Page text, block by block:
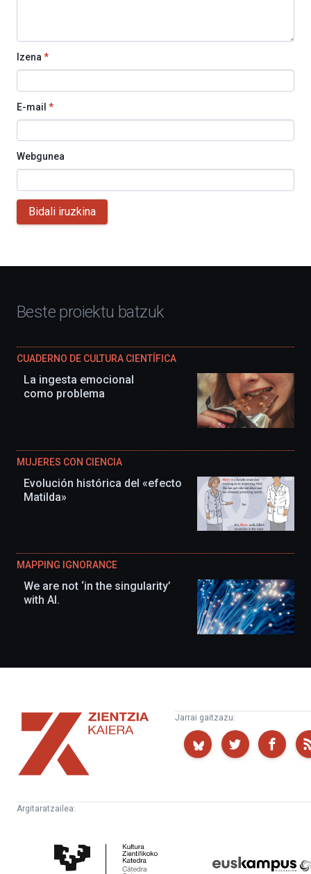
Izena*
E-mail *
Webgunea
Bidali iruzkina
Beste proiektu batzuk
CUADERNO DE CULTURA CIENTÍFICA
La ingesta emocional
como problema
MUJERES CON CIENCIA
Evolución histórica del «efecto
Matilda»
MAPPING IGNORANCE
We are not ‘in the singularity’
with AI.
Zientzia
Kaiera
Jarrai gaitzazu:
Argitaratzailea:
Zientifikoko
Katedra